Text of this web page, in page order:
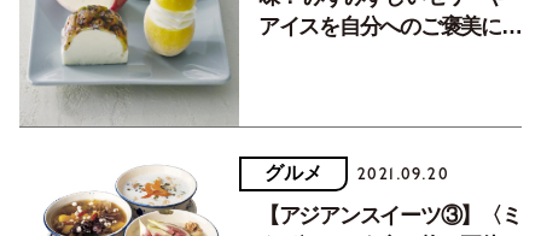
アイスを自分へのご褒美にい
グルメ 2021.09.20
【アジアンスイーツ③】〈ミ